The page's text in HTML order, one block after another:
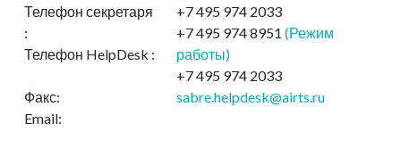
Телефон секретаря
:
Телефон HelpDesk :
Факс:
Email:
+7 495 974 2033
+7 495 974 8951 (Режим
работы)
+7 495 974 2033
sabre.helpdesk@airts.ru